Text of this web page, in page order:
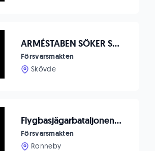
ARMÉSTABEN SÖKER SYSTEMINGENJÖR MED INRIKTNING INFORMATIONSLOGISTIK
Försvarsmakten
Skövde
Flygbasjägarbataljonen söker specialistsjuksköterska på deltid
Försvarsmakten
Ronneby